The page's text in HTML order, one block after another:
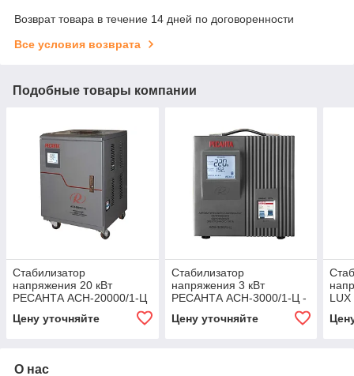
Возврат товара в течение 14 дней по договоренности
Все условия возврата
Подобные товары компании
Стабилизатор
напряжения 20 кВт
РЕСАНТА ACH-20000/1-Ц
Цену уточняйте
Стабилизатор
напряжения 3 кВт
РЕСАНТА ACH-3000/1-Ц -
Цену уточняйте
О нас